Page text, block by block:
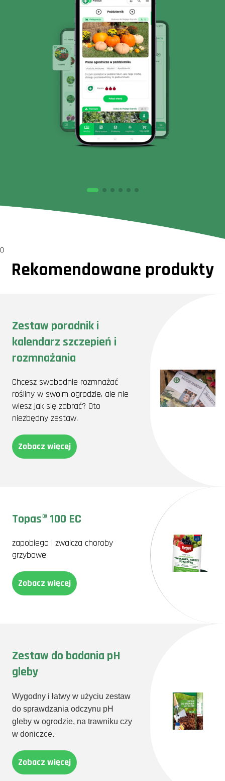
0
Rekomendowane produkty
Zestaw poradnik i
kalendarz szczepień i
rozmnażania
Chcesz swobodnie rozmnażać
rośliny w swoim ogrodzie, ale nie
wiesz jak się zabrać? Oto
niezbędny zestaw.
Zobacz więcej
Topas® 100 EC
zapobiega i zwalcza choroby
grzybowe
Zobacz więcej
Zestaw do badania pH
gleby
Wygodny i łatwy w użyciu zestaw
do sprawdzania odczynu pH
gleby w ogrodzie, na trawniku czy
w doniczce.
Zobacz więcej